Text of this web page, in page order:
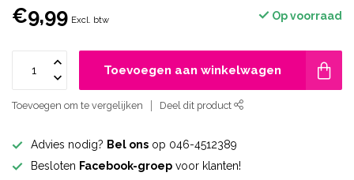
€9,99 Excl. btw Op voorraad
Toevoegen aan winkelwagen
Toevoegen om te vergelijken Deel dit product
Advies nodig? Bel ons op 046-4512389
Besloten Facebook-groep voor klanten!